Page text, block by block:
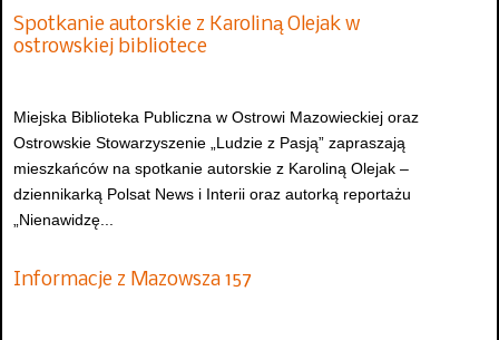
Spotkanie autorskie z Karoliną Olejak w
ostrowskiej bibliotece
Miejska Biblioteka Publiczna w Ostrowi Mazowieckiej oraz
Ostrowskie Stowarzyszenie „Ludzie z Pasją” zapraszają
mieszkańców na spotkanie autorskie z Karoliną Olejak –
dziennikarką Polsat News i Interii oraz autorką reportażu
„Nienawidzę...
Informacje z Mazowsza 157